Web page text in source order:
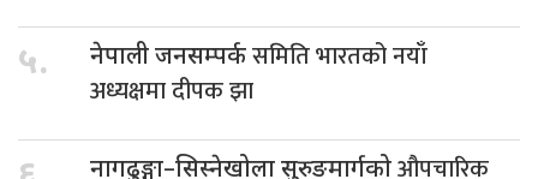
५. नेपाली जनसम्पर्कसमिति भारतको नयाँ
अध्यक्षमा दीपक झा
नागढुङ्गा–सिस्नेखोला सुरुङमार्गकोऔपचारिक